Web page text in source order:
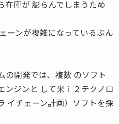
在庫が 膨らんでしまうため
ーンが複雑になっているぶん
開発では、複数 のソフト
ンジンと して米ｉ２テクノロ
イチェーン計画）ソフトを採